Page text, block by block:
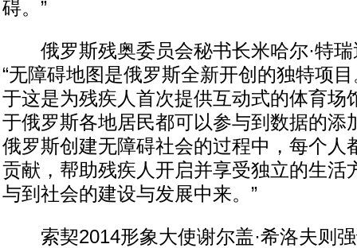
碍。”
俄罗斯残奥委员会秘书长米哈尔·特瑞
“无障碍地图是俄罗斯全新开创的独特项
于这是为残疾人首次提供互动式的体育场
于俄罗斯各地居民都可以参与到数据的添
俄罗斯创建无障碍社会的过程中，每个人
贡献，帮助残疾人开启并享受独立的生活
与到社会的建设与发展中来。”
索契2014形象大使谢尔盖·希洛夫则强